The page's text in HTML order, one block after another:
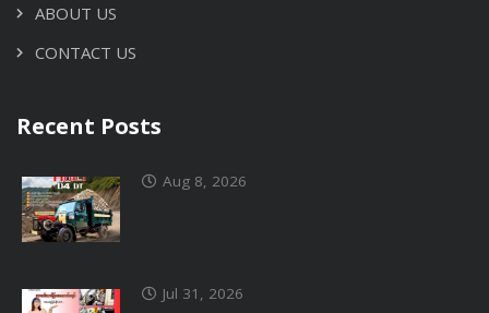
ABOUT US
CONTACT US
Recent Posts
Aug 8, 2026
Jul 31, 2026